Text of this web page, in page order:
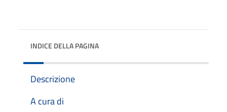
INDICE DELLA PAGINA
Descrizione
A cura di